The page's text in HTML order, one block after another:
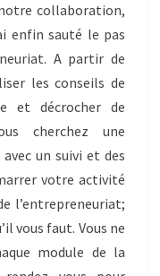
collaboration,
enfin sauté le pas
A partir de
les conseils de
et décrocher de
cherchez une
un suivi et des
votre activité
l’entrepreneuriat;
vous faut. Vous ne
module de la